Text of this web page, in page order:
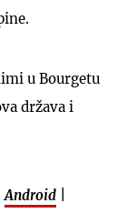
u Bourgetu
država i
Android